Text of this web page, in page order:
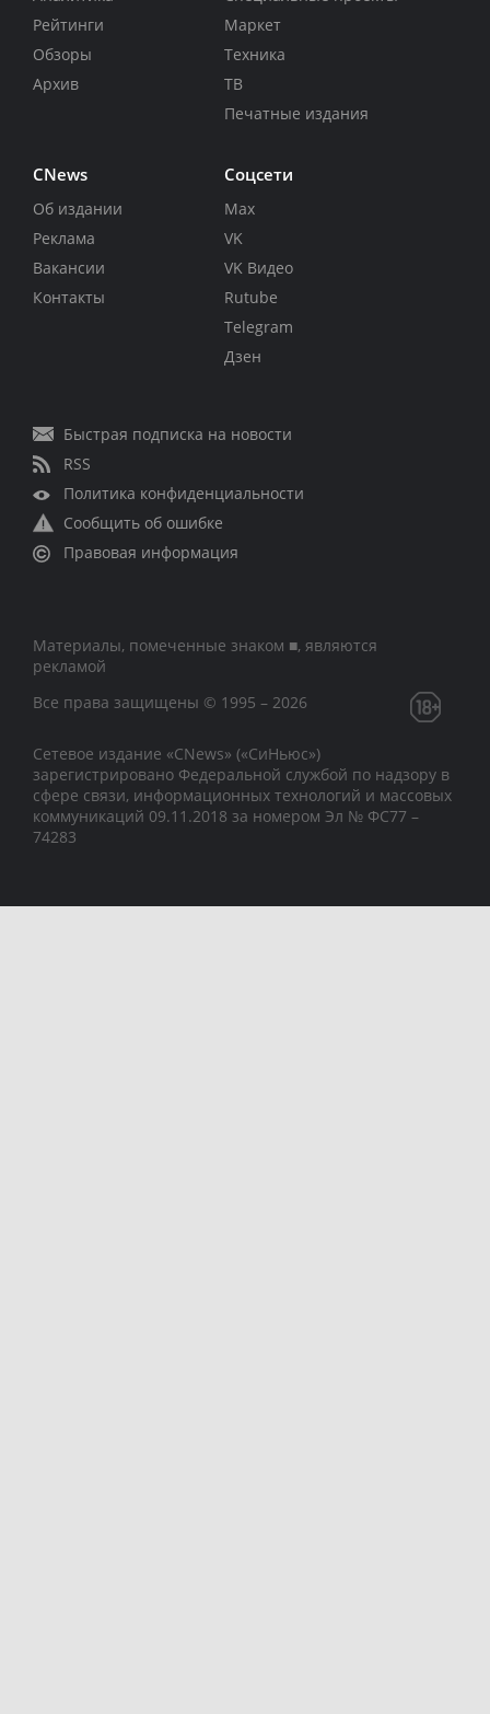
Рейтинги
Обзоры
Архив
Маркет
Техника
ТВ
Печатные издания
CNews
Об издании
Реклама
Вакансии
Контакты
Соцсети
Max
VK
VK Видео
Rutube
Telegram
Дзен
Быстрая подписка на новости
RSS
Политика конфиденциальности
Сообщить об ошибке
Правовая информация
Материалы, помеченные знаком ■, являются
рекламой
Все права защищены © 1995 – 2026
Сетевое издание «CNews» («СиНьюс»)
зарегистрировано Федеральной службой по надзору в
сфере связи, информационных технологий и массовых
коммуникаций 09.11.2018 за номером Эл № ФС77 –
74283